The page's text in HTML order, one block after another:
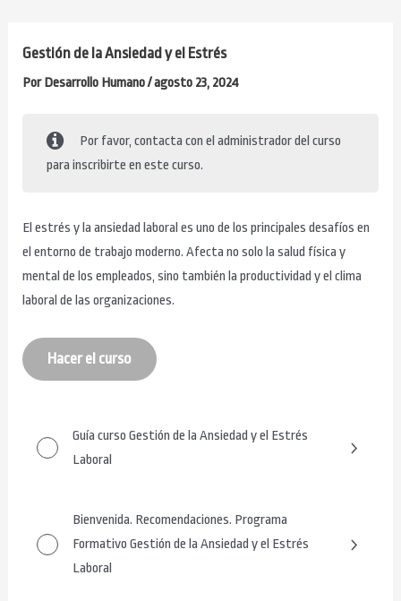
contenidoGestión de la Ansiedad y el Estrés
PorDesarrollo Humano/agosto 23, 2024
Por favor, contacta con el administrador del curso
para inscribirte en este curso.
El estrés y la ansiedad laboral es uno de los principales desafíos en
el entorno de trabajo moderno. Afecta no solo la salud física y
mental de los empleados, sino también la productividad y el clima
laboral de las organizaciones.
Hacer el curso
Guía curso Gestión de la Ansiedad y el Estrés
Laboral
Bienvenida. Recomendaciones. Programa
Formativo Gestión de la Ansiedad y el Estrés
Laboral